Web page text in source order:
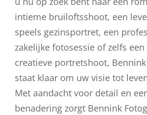
intieme bruiloftsshoot, een
speels gezinsportret, een
zakelijke fotosessie of zelfs
creatieve portretshoot,
staat klaar om uw visie tot
Met aandacht voor detail en
benadering zorgt Bennink